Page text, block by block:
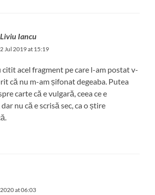
Liviu Iancu
2 Jul 2019 at 15:19
citit acel fragment pe care l-am postat v-
că nu m-am șifonat degeaba. Putea
carte că e vulgară, ceea ce e
nu că e scrisă sec, ca o știre
at 06:03